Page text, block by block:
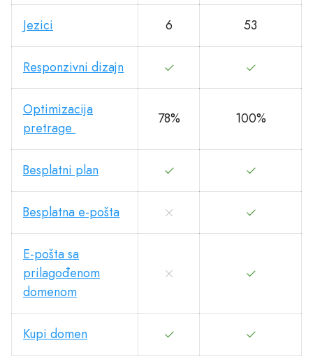
Jezici 6 53
Responzivni dizajn
Optimizacija
pretrage
78% 100%
Besplatni plan
Besplatna e-pošta
E-pošta sa
prilagođenom
domenom
Kupi domen